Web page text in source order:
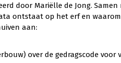
door Mariëlle de Jong.
ontstaat op het erf en
aan:
over de gedragscode